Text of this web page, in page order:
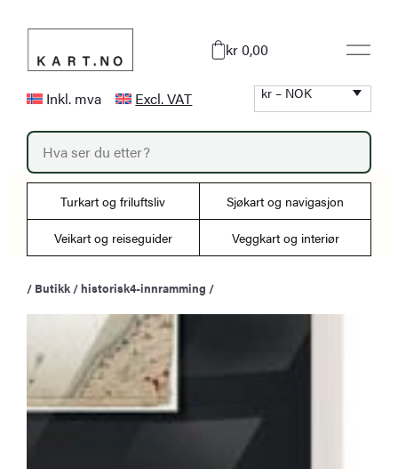
innhold
kr 0,00
Inkl. mva Excl. VAT kr – NOK
P
o
d
t
r
Turkart og friluftsliv Sjøkart og navigasjon
Veikart og reiseguider Veggkart og interiør
/ Butikk /historisk4-innramming /